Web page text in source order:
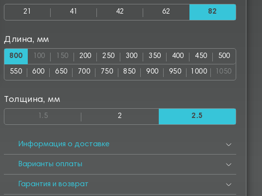
21 41 42 62 82
Длина, мм
800 100 150 200 250 300 350 400 450 500
550 600 650 700 750 850 900 950 1000 1050
Толщина, мм
1.5 2 2.5
Информация о доставке
Варианты оплаты
Гарантия и возврат